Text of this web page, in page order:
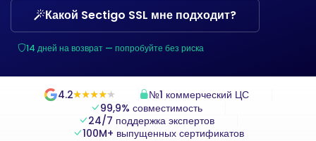
Какой Sectigo SSL мне подходит?
14 дней на возврат — попробуйте без риска
4.2★
★★
★★
★★
★★
★
№1 коммерческий ЦС
99,9% совместимость
24/7 поддержка экспертов
100M+ выпущенных сертификатов